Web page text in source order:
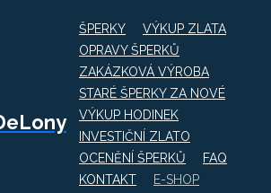
ŠPERKY
VÝKUP ZLATA
OPRAVY ŠPERKŮ
ZAKÁZKOVÁ VÝROBA
STARÉ ŠPERKY ZA NOVÉ
VÝKUP HODINEK
INVESTIČNÍ ZLATO
OCENĚNÍ ŠPERKŮ
FAQ
KONTAKT
E-SHOP
Anya, kombinované zlato s